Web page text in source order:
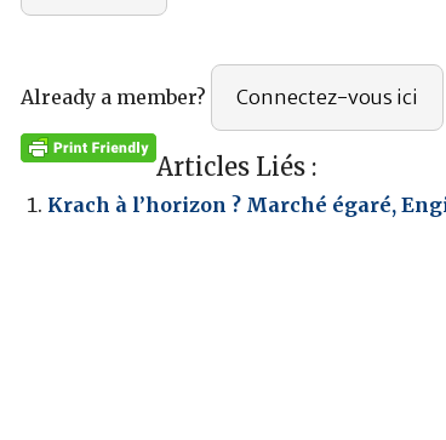
Already a member? Connectez-vous ici
Articles Liés :
Krach à l’horizon ? Marché égaré,